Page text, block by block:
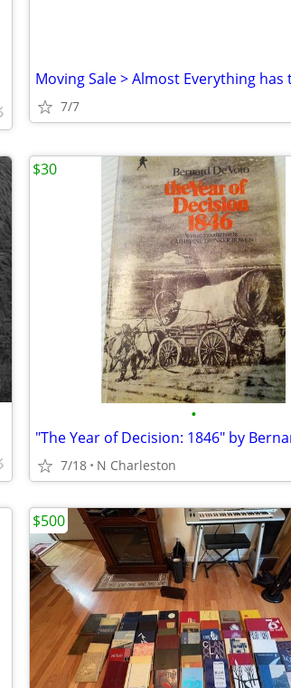
Moving Sale > Almost Everything has
7/7
•
7/18 N Charleston
$30
$500